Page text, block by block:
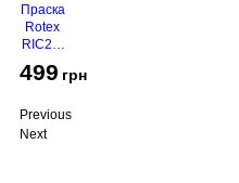
Праска
Rotex
RIC21-
Super
499 грн
Previous
Next